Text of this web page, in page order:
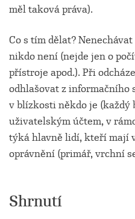
měl taková práva).
Co s tím dělat?
nikdo není (nejde jen o
přístroje apod.). Při
odhlašovat z informačního
v blízkosti někdo je (každý
uživatelským účtem, v
týká hlavně lidí, kteří mají
oprávnění (primář, vrchní
Shrnutí